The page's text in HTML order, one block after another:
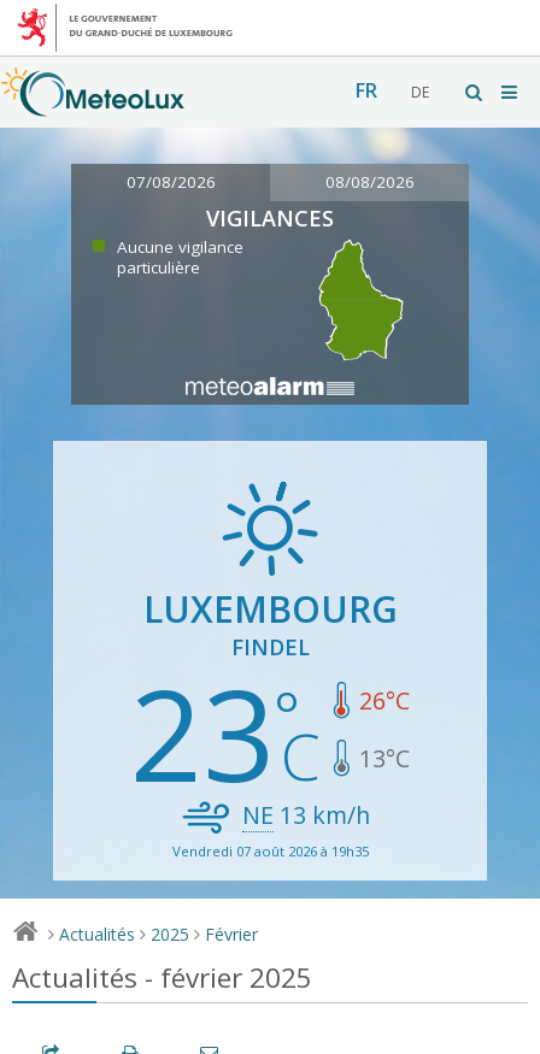
FR DE
07/08/2026 08/08/2026
VIGILANCES
Aucune vigilance
particulière
LUXEMBOURG
FINDEL
23 26°C
13°C
NE 13 km/h
Vendredi 07 août 2026 à 19h35
> Actualités > 2025 > Février
Actualités - février 2025